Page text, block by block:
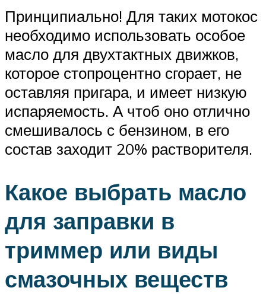
Принципиально! Для таких мотокос
необходимо использовать особое
масло для двухтактных движков,
которое стопроцентно сгорает, не
оставляя пригара, и имеет низкую
испаряемость. А чтоб оно отлично
смешивалось с бензином, в его
состав заходит 20% растворителя.
Какое выбрать масло
для заправки в
триммер или виды
смазочных веществ